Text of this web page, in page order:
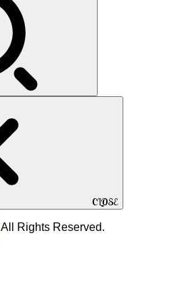
CLOSE
All Rights Reserved.